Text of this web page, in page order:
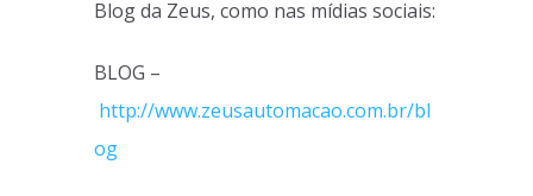
Blog da Zeus, como nas mídias sociais:
BLOG –
http://www.zeusautomacao.com.br/bl
og